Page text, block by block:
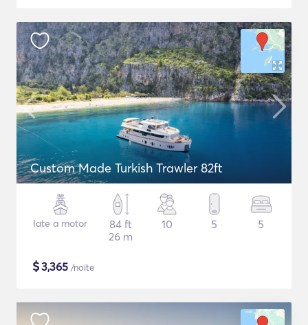
Custom Made Turkish Trawler 82ft
Iate a motor
84 ft
26 m
10 5 5
$3,365 /noite